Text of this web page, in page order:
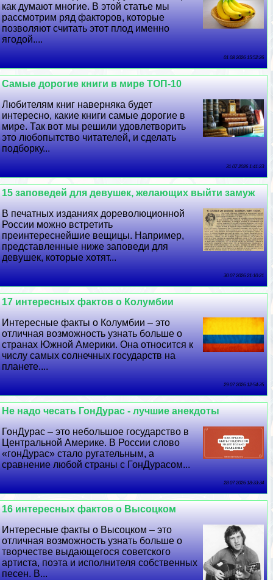
как думают многие. В этой статье мы
рассмотрим ряд факторов, которые
позволяют считать этот плод именно
ягодой....
01 08 2026 15:52:26
Самые дорогие книги в мире ТОП-10
Любителям книг наверняка будет
интересно, какие книги самые дорогие в
мире. Так вот мы решили удовлетворить
это любопытство читателей, и сделать
подборку...
31 07 2026 1:41:23
15 заповедей для дeвyшек, желающих выйти замуж
В печатных изданиях дореволюционной
России можно встретить
преинтереснейшие вещицы. Например,
представленные ниже заповеди для
дeвyшек, которые хотят...
30 07 2026 21:10:21
17 интересных фактов о Колумбии
Интересные факты о Колумбии – это
отличная возможность узнать больше о
странах Южной Америки. Она относится к
числу самых солнечных государств на
планете....
29 07 2026 12:54:35
Не надо чесать ГонДypaс - лучшие анекдоты
ГонДypaс – это небольшое государство в
Центральной Америке. В России слово
«гонДypaс» стало ругательным, а
сравнение любой страны с ГонДypaсом...
28 07 2026 18:33:34
16 интересных фактов о Высоцком
Интересные факты о Высоцком – это
отличная возможность узнать больше о
творчестве выдающегося советского
артиста, поэта и исполнителя собственных
песен. В...